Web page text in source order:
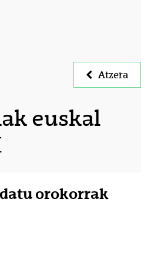
Atzera
euskal
orokorrak